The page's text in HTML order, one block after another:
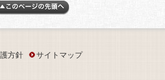
方針 サイトマップ